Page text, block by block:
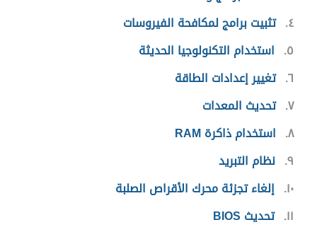
٤ تثبيت برامج لمكافحة الفيروسات
٥
استخدام التكنولوجيا الحديثة
٦ تغيير إعدادات الطاقة
٧ تحديث المعدات
٨ استخدام ذاكرة RAM
٩ نظام التبريد
١٠ إلغاء تجزئة محرك الأقراص الصلبة
١١ تحديث BIOS